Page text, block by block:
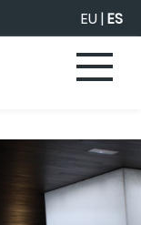
EU|ES